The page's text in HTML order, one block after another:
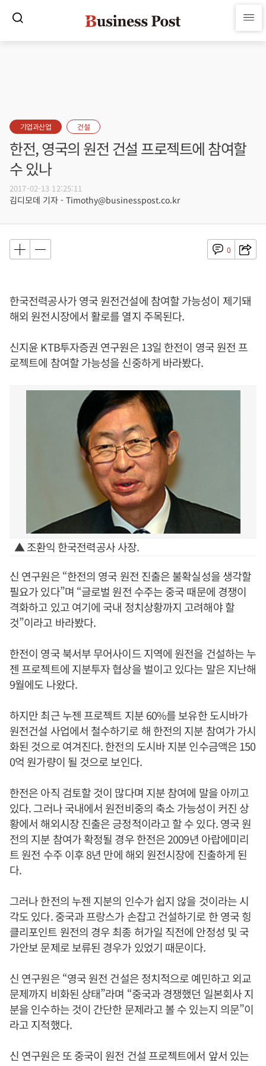
기업과산업 건설
한전, 영국의 원전 건설 프로젝트에 참여할
수 있나
2017-02-13 12:25:11
김디모데 기자 - Timothy@businesspost.co.kr
0
한국전력공사가 영국 원전건설에 참여할 가능성이 제기돼
해외 원전시장에서 활로를 열지 주목된다.
신지윤 KTB투자증권 연구원은 13일 한전이 영국 원전 프
로젝트에 참여할 가능성을 신중하게 바라봤다.
▲ 조환익 한국전력공사 사장.
신 연구원은 “한전의 영국 원전 진출은 불확실성을 생각할
필요가 있다”며 “글로벌 원전 수주는 중국 때문에 경쟁이
격화하고 있고 여기에 국내 정치상황까지 고려해야 할
것”이라고 바라봤다.
한전이 영국 북서부 무어사이드 지역에 원전을 건설하는 누
젠 프로젝트에 지분투자 협상을 벌이고 있다는 말은 지난해
9월에도 나왔다.
하지만 최근 누젠 프로젝트 지분 60%를 보유한 도시바가
원전건설 사업에서 철수하기로 해 한전의 지분 참여가 가시
화된 것으로 여겨진다. 한전의 도시바 지분 인수금액은 150
0억 원가량이 될 것으로 보인다.
한전은 아직 검토할 것이 많다며 지분 참여에 말을 아끼고
있다. 그러나 국내에서 원전비중의 축소 가능성이 커진 상
황에서 해외시장 진출은 긍정적이라고 할 수 있다. 영국 원
전의 지분 참여가 확정될 경우 한전은 2009년 아랍에미리
트 원전 수주 이후 8년 만에 해외 원전시장에 진출하게 된
다.
그러나 한전의 누젠 지분의 인수가 쉽지 않을 것이라는 시
각도 있다. 중국과 프랑스가 손잡고 건설하기로 한 영국 힝
클리포인트 원전의 경우 최종 허가일 직전에 안정성 및 국
가안보 문제로 보류된 경우가 있었기 때문이다.
신 연구원은 “영국 원전 건설은 정치적으로 예민하고 외교
문제까지 비화된 상태”라며 “중국과 경쟁했던 일본회사 지
분을 인수하는 것이 간단한 문제라고 볼 수 있는지 의문”이
라고 지적했다.
신 연구원은 또 중국이 원전 건설 프로젝트에서 앞서 있는